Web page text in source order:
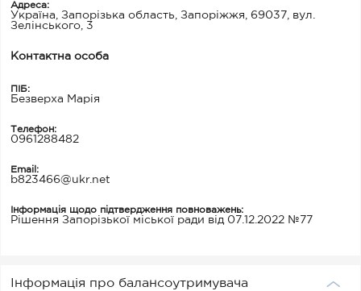
Адреса:
Україна, Запорізька область, Запоріжжя, 69037, вул.
Зелінського, 3
Контактна особа
ПІБ:
Безверха Марія
Телефон:
0961288482
Email:
b823466@ukr.net
Інформація щодо підтвердження повноважень:
Рішення Запорізької міської ради від 07.12.2022 №77
Інформація про балансоутримувача